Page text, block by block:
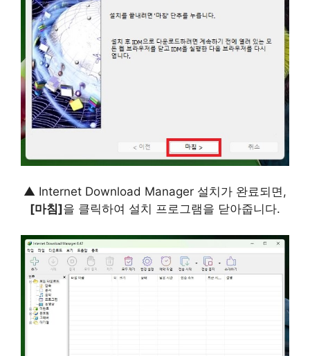
▲ Internet Download Manager 설치가 완료되면,
[마침]을 클릭하여 설치 프로그램을 닫아줍니다.